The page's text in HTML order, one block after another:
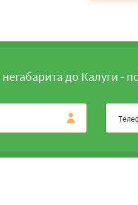
до Калуги -